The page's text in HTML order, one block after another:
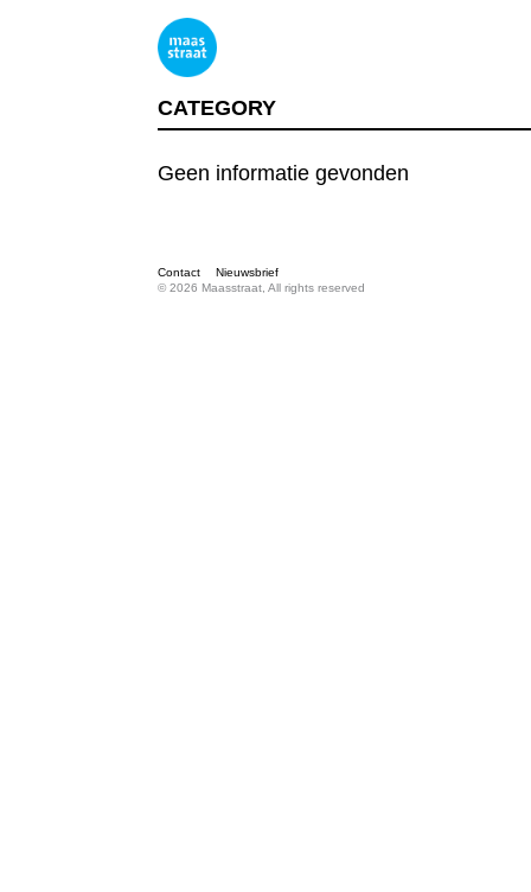
CATEGORY
Geen informatie gevonden
Contact
Nieuwsbrief
© 2026 Maasstraat, All rights reserved